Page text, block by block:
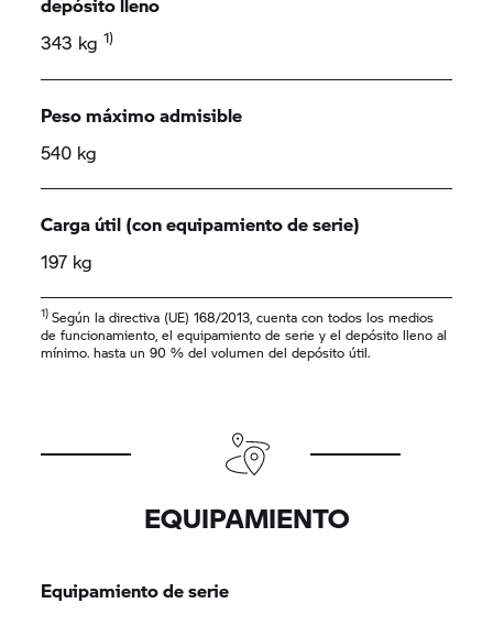
343 kg 1)
Peso máximo admisible
540 kg
Carga útil (con equipamiento de serie)
197 kg
1)Según la directiva (UE) 168/2013, cuenta con todos los medios
de funcionamiento, el equipamiento de serie y el depósito lleno al
mínimo. hasta un 90 % del volumen del depósito útil.
EQUIPAMIENTO
Equipamiento de serie